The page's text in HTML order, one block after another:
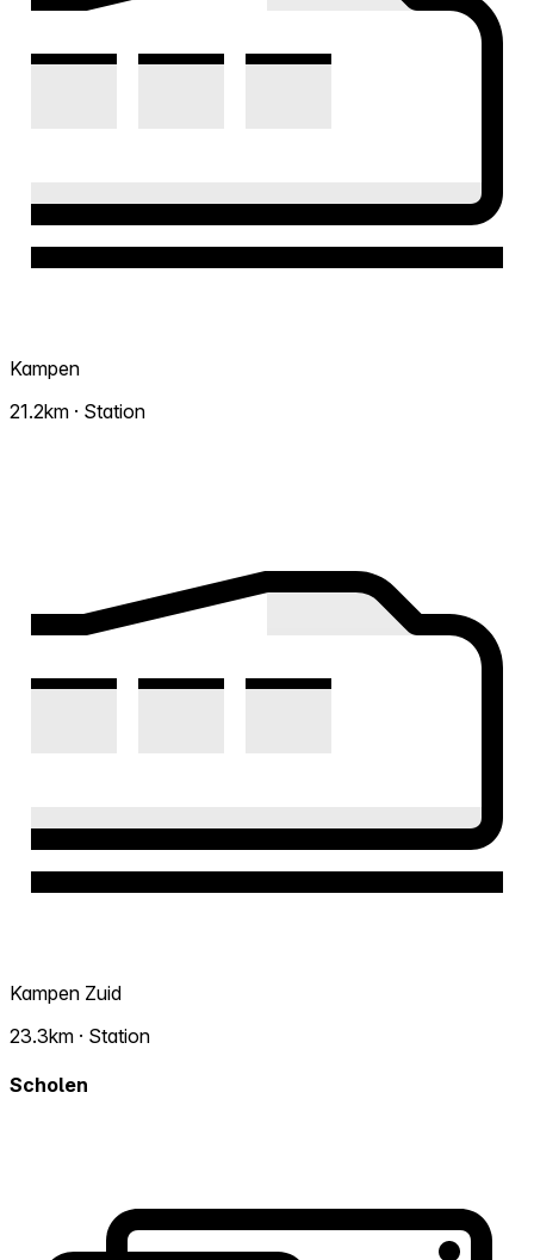
Kampen
21.2km · Station
Kampen Zuid
23.3km · Station
Scholen